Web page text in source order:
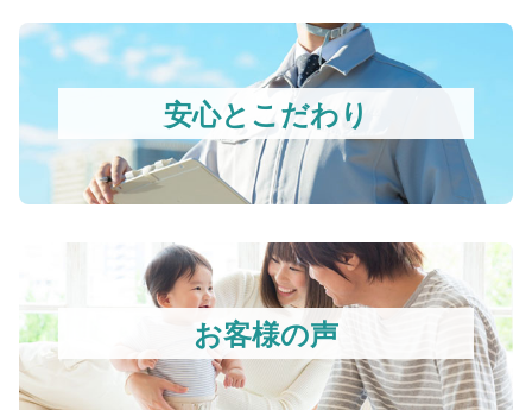
安心とこだわり
お客様の声